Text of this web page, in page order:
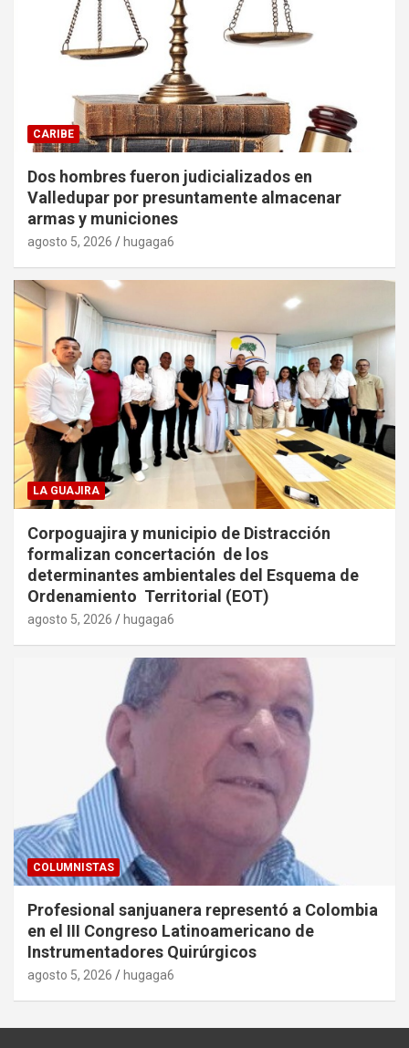
CARIBE
Dos hombres fueron judicializados en
Valledupar por presuntamente almacenar
armas y municiones
agosto 5, 2026 hugaga6
LA GUAJIRA
Corpoguajira y municipio de Distracción
formalizan concertación de los
determinantes ambientales del Esquema de
Ordenamiento Territorial (EOT)
agosto 5, 2026 hugaga6
COLUMNISTAS
Profesional sanjuanera representó a Colombia
en el III Congreso Latinoamericano de
Instrumentadores Quirúrgicos
agosto 5, 2026 hugaga6